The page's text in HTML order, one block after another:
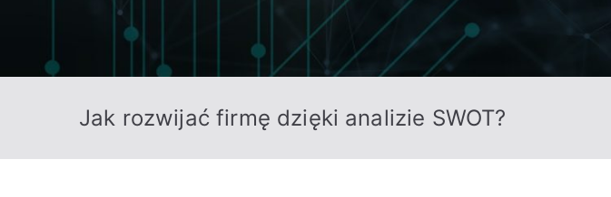
Jak rozwijać firmę dzięki analizie SWOT?